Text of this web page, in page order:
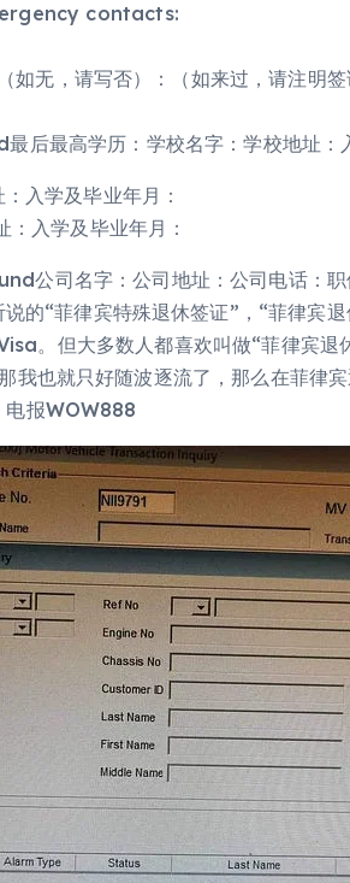
contacts:
如无，请写否）：（如来过，请注明
最高学历：学校名字：学校地址：
入学及毕业年月：
入学及毕业年月：
公司名字：公司地址：公司电话：职
的“菲律宾特殊退休签证”，“菲律宾
。但大多数人都喜欢叫做“菲律宾退
我也就只好随波逐流了，那么在菲律
电报WOW888